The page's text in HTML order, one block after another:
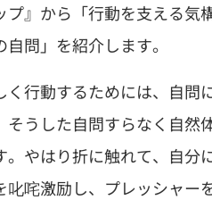
プ』から「行動を支える気
問」を紹介します。
く行動するためには、自
うした自問すらなく自然
。やはり折に触れて、自
叱咤激励し、プレッシャ